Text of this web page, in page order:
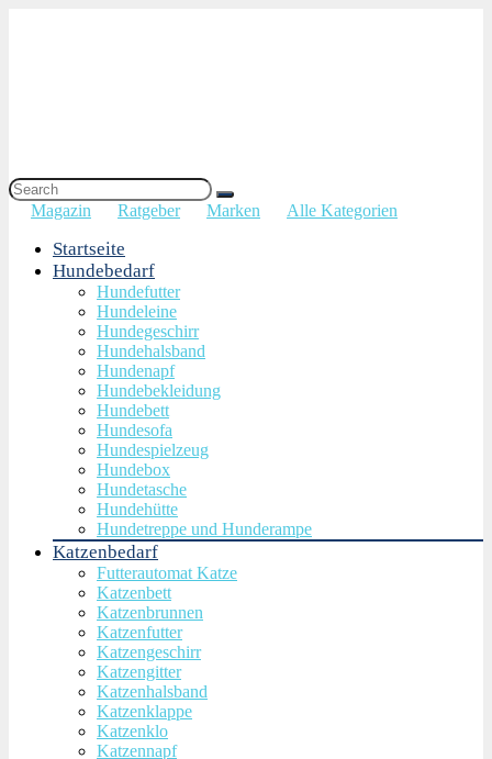
Magazin Ratgeber Marken Alle Kategorien
Startseite
Hundebedarf
Hundefutter
Hundeleine
Hundegeschirr
Hundehalsband
Hundenapf
Hundebekleidung
Hundebett
Hundesofa
Hundespielzeug
Hundebox
Hundetasche
Hundehütte
Hundetreppe und Hunderampe
Katzenbedarf
Futterautomat Katze
Katzenbett
Katzenbrunnen
Katzenfutter
Katzengeschirr
Katzengitter
Katzenhalsband
Katzenklappe
Katzenklo
Katzennapf